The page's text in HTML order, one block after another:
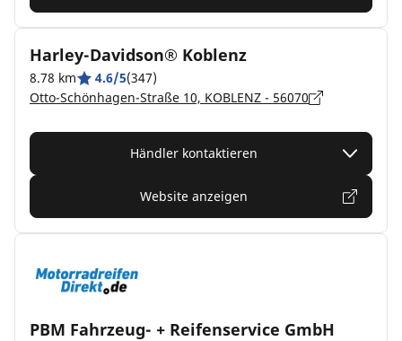
Harley-Davidson® Koblenz
8.78 km 4.6/5(347)
Otto-Schönhagen-Straße 10, KOBLENZ - 56070
Händler kontaktieren
Website anzeigen
PBM Fahrzeug- + Reifenservice GmbH